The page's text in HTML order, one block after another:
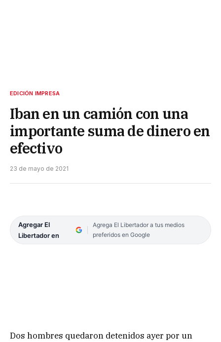
EDICIÓN IMPRESA
Iban en un camión con una
importante suma de dinero en
efectivo
23 de mayo de 2021
Agregar El
Libertador en
Agrega El Libertador a tus medios
preferidos en Google
Dos hombres quedaron detenidos ayer por un